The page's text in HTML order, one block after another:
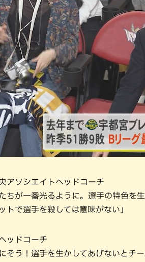
アソシエイトヘッドコーチ
たちが一番光るように。選手の特色を
トで選手を殺しては意味がない」
ッドコーチ
にそう！選手を生かしてあげないとチ